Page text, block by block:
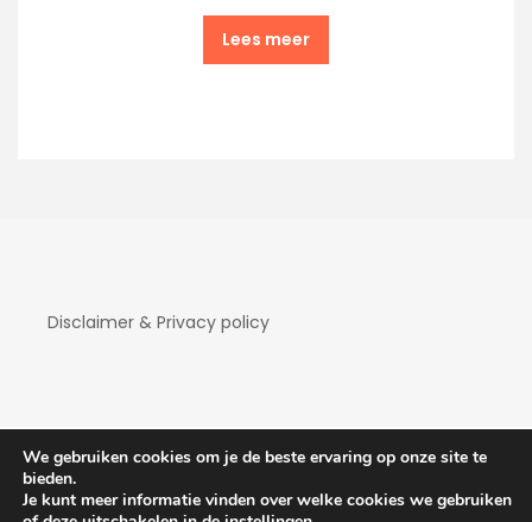
Lees meer
Disclaimer & Privacy policy
Copyright Hotelaanbiedingen 2026| Theme by
We gebruiken cookies om je de beste ervaring op onze site te
bieden.
Je kunt meer informatie vinden over welke cookies we gebruiken